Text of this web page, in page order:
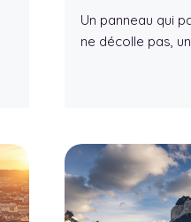
Un panneau qui
ne décolle pas,